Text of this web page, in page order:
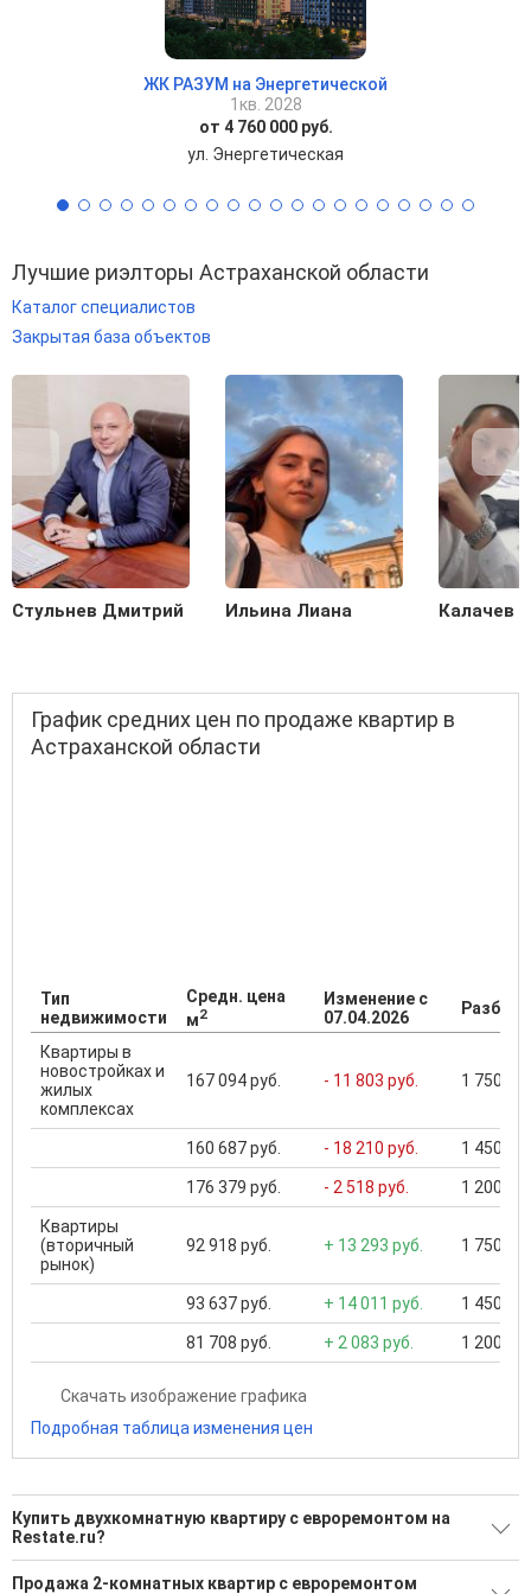
ЖК РАЗУМ на Энергетической
1кв. 2028
от 4 760 000 руб.
ул. Энергетическая
Лучшие риэлторы Астраханской области
Каталог специалистов
Закрытая база объектов
Стульнев Дмитрий Ильина Лиана Калачев
График средних цен по продаже квартир в
Астраханской области
Тип
недвижимости
Средн. цена
м2
Изменение с
07.04.2026
Квартиры в
новостройках и
жилых
комплексах
167 094 руб. - 11 803 руб. 1 750
160 687 руб. - 18 210 руб. 1 450
176 379 руб. - 2 518 руб. 1 200
Квартиры
(вторичный
рынок)
92 918 руб. + 13 293 руб. 1 750
93 637 руб. + 14 011 руб. 1 450
81 708 руб. + 2 083 руб. 1 200
Скачать изображение графика
Подробная таблица изменения цен
Купить двухкомнатную квартиру с евроремонтом на
Restate.ru?
Ищите, как Купить двухкомнатную квартиру с
Продажа 2-комнатных квартир с евроремонтом